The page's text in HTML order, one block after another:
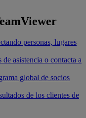
personas, lugares
asistencia o contacta a
global de socios
de los clientes de